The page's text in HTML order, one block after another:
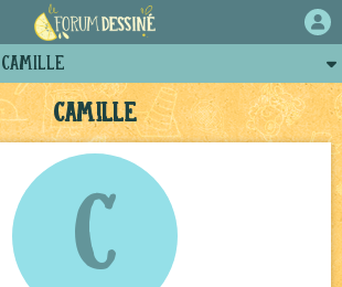
Camille
C
Camille
Posts de camille
Arènes de camille
Projets collectifs de camille